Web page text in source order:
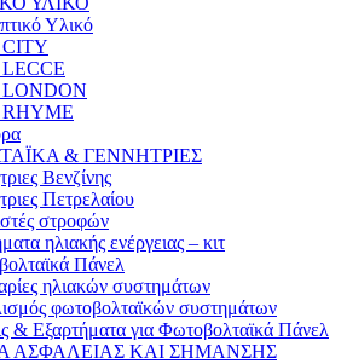
Υλικό
CITY
LECCE
LONDON
RHYME
& ΓΕΝΝΗΤΡΙΕΣ
Βενζίνης
Πετρελαίου
στροφών
ηλιακής ενέργειας – κιτ
Πάνελ
ηλιακών συστημάτων
φωτοβολταϊκών συστημάτων
& Εξαρτήματα για Φωτοβολταϊκά Πάνελ
ΑΣΦΑΛΕΙΑΣ ΚΑΙ ΣΗΜΑΝΣΗΣ